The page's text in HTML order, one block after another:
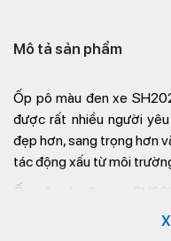
Mô tả sản phẩm
Ốp pô màu đen xe
được rất nhiều người
đẹp hơn, sang trọng hơn
tác động xấu từ môi
Ốp pô màu đen xe
cao cấp, có độ bền cao